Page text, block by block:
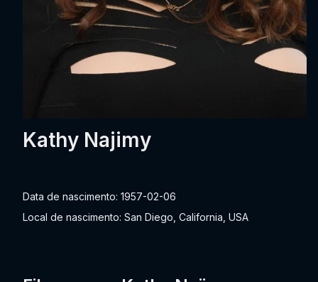
Kathy Najimy
Data de nascimento: 1957-02-06
Local de nascimento: San Diego, California, USA